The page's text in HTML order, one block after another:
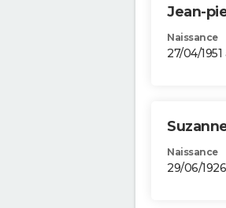
Jean-
Naissance
27/04/1951
Naissance
29/06/